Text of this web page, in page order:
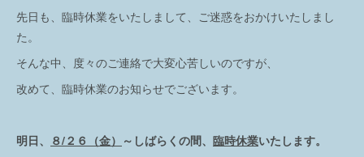
先日も、臨時休業をいたしまして、ご迷惑をおかけいたしまし
た。
そんな中、度々のご連絡で大変心苦しいのですが、
改めて、臨時休業のお知らせでございます。
明日、 ８/２６（金） ～しばらくの間、 臨時休業いたします。